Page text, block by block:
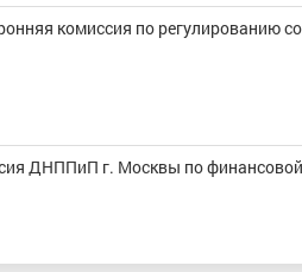
комиссия по регулированию
ДНППиП г. Москвы по